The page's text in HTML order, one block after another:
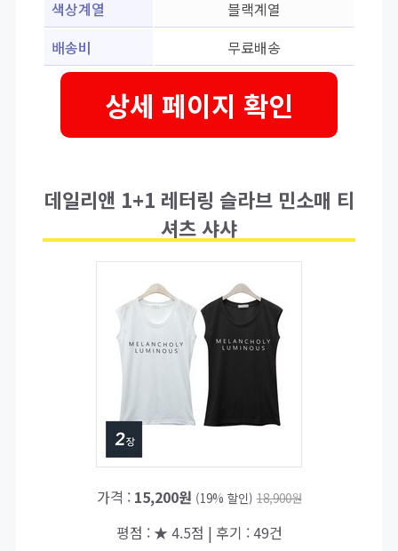
색상계열
블랙계열
배송비
무료배송
상세 페이지 확인
데일리앤 1+1 레터링 슬라브 민소매 티
셔츠 샤샤
가격 : 15,200원 (19% 할인) 18,900원
평점 : ★ 4.5점 | 후기 : 49건